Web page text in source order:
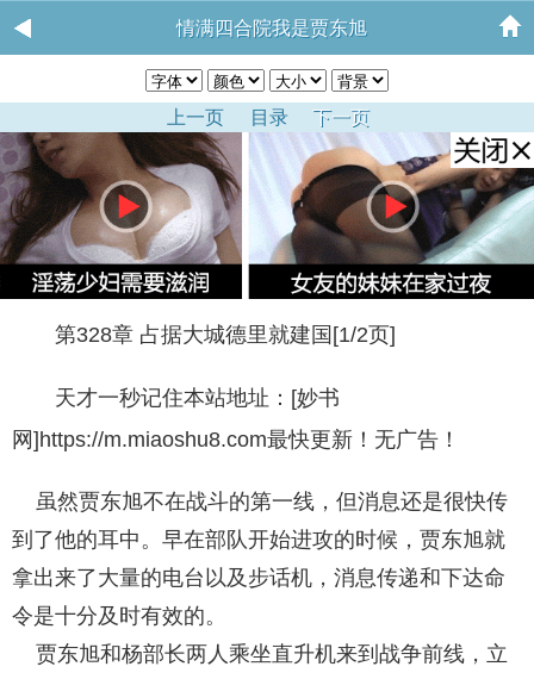
情满四合院我是贾东旭
上一页 目录 下一页
第328章 占据大城德里就建国[1/2页]
天才一秒记住本站地址：[妙书
网]https://m.miaoshu8.com最快更新！无广告！
虽然贾东旭不在战斗的第一线，但消息还是很快传
到了他的耳中。早在部队开始进攻的时候，贾东旭就
拿出来了大量的电台以及步话机，消息传递和下达命
令是十分及时有效的。
贾东旭和杨部长两人乘坐直升机来到战争前线，立